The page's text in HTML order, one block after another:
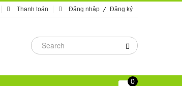
Thanh toán Đăng nhập Đăng ký
0